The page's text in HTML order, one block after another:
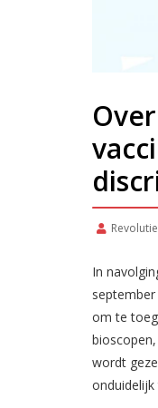
Revolutie
In
om te
wordt